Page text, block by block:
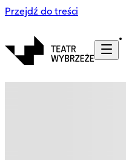
Przejdź do treści